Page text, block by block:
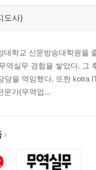
도사)
대학교 신문방송대학원을
역실무 경험을 쌓았다. 그
당을 역임했다. 또한 kotra
문가(무역업...